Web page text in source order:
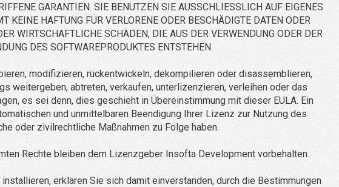
GARANTIEN. SIE BENUTZEN SIE AUSSCHLIESSLICH AUF EIGENES
KEINE HAFTUNG FÜR VERLORENE ODER BESCHÄDIGTE DATEN ODER
WIRTSCHAFTLICHE SCHÄDEN, DIE AUS DER VERWENDUNG ODER DER
DES SOFTWAREPRODUKTES ENTSTEHEN.
modifizieren, rückentwickeln, dekompilieren oder disassemblieren,
weitergeben, abtreten, verkaufen, unterlizenzieren, verleihen oder das
es sei denn, dies geschieht in Übereinstimmung mit dieser EULA. Ein
und unmittelbaren Beendigung Ihrer Lizenz zur Nutzung des
oder zivilrechtliche Maßnahmen zu Folge haben.
Rechte bleiben dem Lizenzgeber Insofta Development vorbehalten.
erklären Sie sich damit einverstanden, durch die Bestimmungen